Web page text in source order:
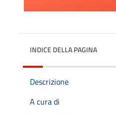
INDICE DELLA PAGINA
Descrizione
A cura di